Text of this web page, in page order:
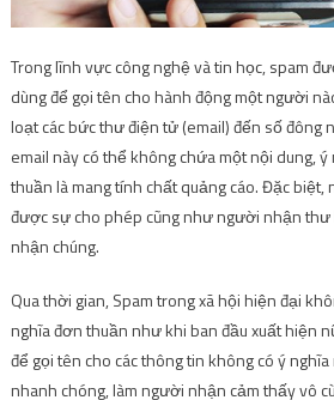
Trong lĩnh vực công nghệ và tin học, spam
dùng để gọi tên cho hành động một người
loạt các bức thư điện tử (email) đến số đông
email này có thể không chứa một nội dung,
thuần là mang tính chất quảng cáo. Đặc
được sự cho phép cũng như người nhận thư
nhận chúng.
Qua thời gian, Spam trong xã hội hiện đại
nghĩa đơn thuần như khi ban đầu xuất hiện
để gọi tên cho các thông tin không có ý
nhanh chóng, làm người nhận cảm thấy vô